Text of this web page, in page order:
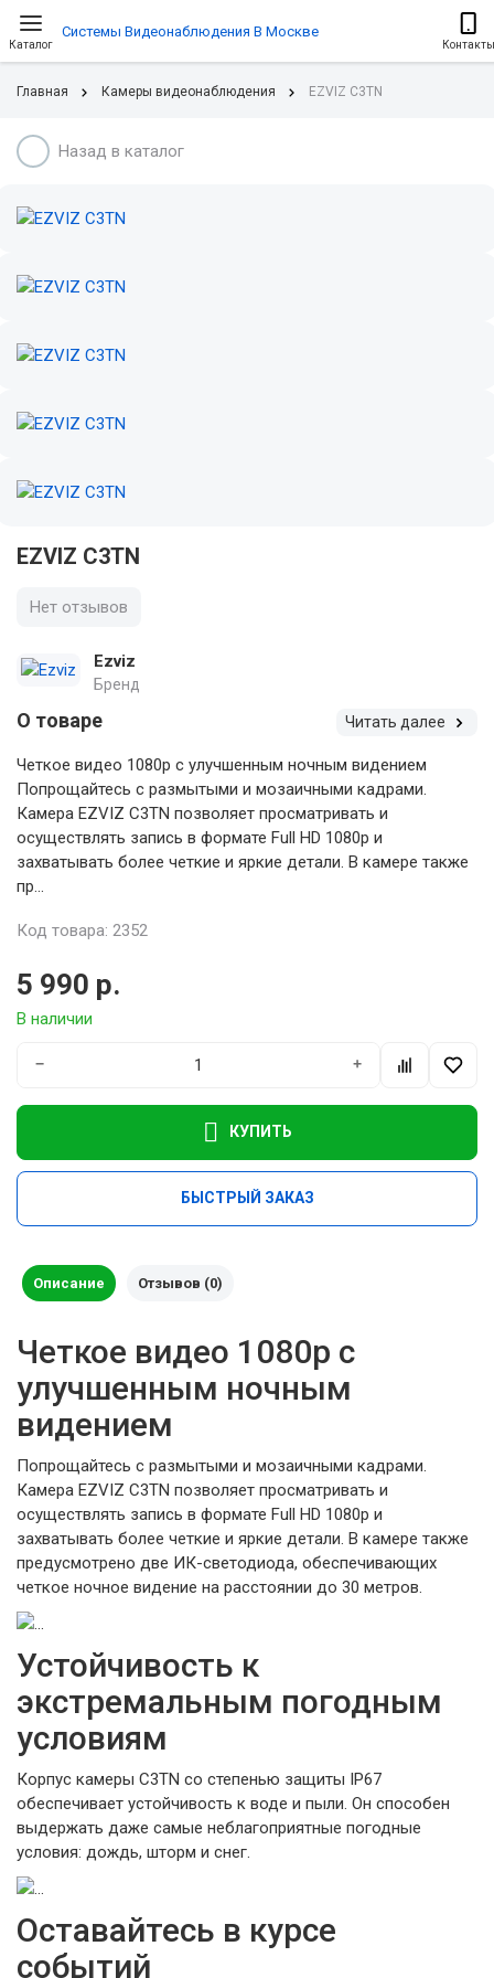
Каталог
Системы Видеонаблюдения В Москве
Контакты
Главная Камеры видеонаблюдения EZVIZ C3TN
Назад в каталог
EZVIZ C3TN
Нет отзывов
Ezviz
Бренд
О товаре Читать далее
Четкое видео 1080p с улучшенным ночным видением
Попрощайтесь с размытыми и мозаичными кадрами.
Камера EZVIZ C3TN позволяет просматривать и
осуществлять запись в формате Full HD 1080p и
захватывать более четкие и яркие детали. В камере также
пр...
Код товара: 2352
5 990 р.
В наличии
− +
КУПИТЬ
БЫСТРЫЙ ЗАКАЗ
Описание Отзывов (0)
Четкое видео 1080p с
улучшенным ночным
видением
Попрощайтесь с размытыми и мозаичными кадрами.
Камера EZVIZ C3TN позволяет просматривать и
осуществлять запись в формате Full HD 1080p и
захватывать более четкие и яркие детали. В камере также
предусмотрено две ИК-светодиода, обеспечивающих
четкое ночное видение на расстоянии до 30 метров.
Устойчивость к
экстремальным погодным
условиям
Корпус камеры C3TN со степенью защиты IP67
обеспечивает устойчивость к воде и пыли. Он способен
выдержать даже самые неблагоприятные погодные
условия: дождь, шторм и снег.
Оставайтесь в курсе
событий